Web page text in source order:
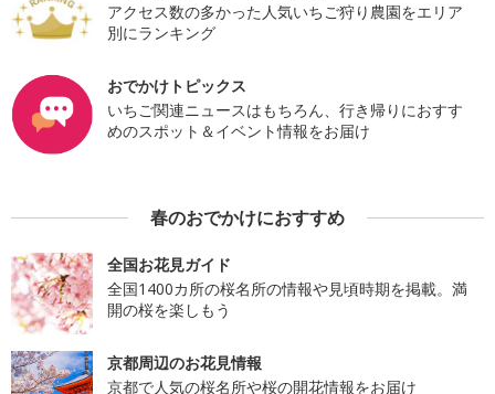
アクセス数の多かった人気いちご狩り農園をエリア
別にランキング
おでかけトピックス
いちご関連ニュースはもちろん、行き帰りにおすす
めのスポット＆イベント情報をお届け
春のおでかけにおすすめ
全国お花見ガイド
全国1400カ所の桜名所の情報や見頃時期を掲載。満
開の桜を楽しもう
京都周辺のお花見情報
京都で人気の桜名所や桜の開花情報をお届け